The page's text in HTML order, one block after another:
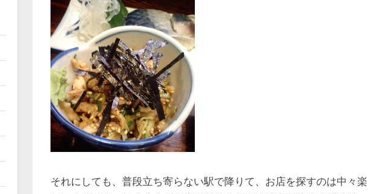
それにしても、普段立ち寄らない駅で降りて、お店を探すのは中々楽